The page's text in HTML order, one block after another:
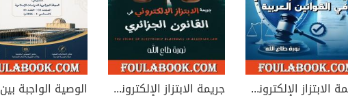
جريمة الابتزاز الإلكتروني في القوانين العربية جريمة الابتزاز الإلكتروني في القانون الجزائري